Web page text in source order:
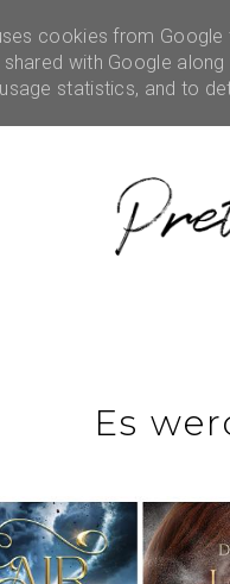
REZENSIONEN
Es
cookies from
shared with Google
statistics, and to